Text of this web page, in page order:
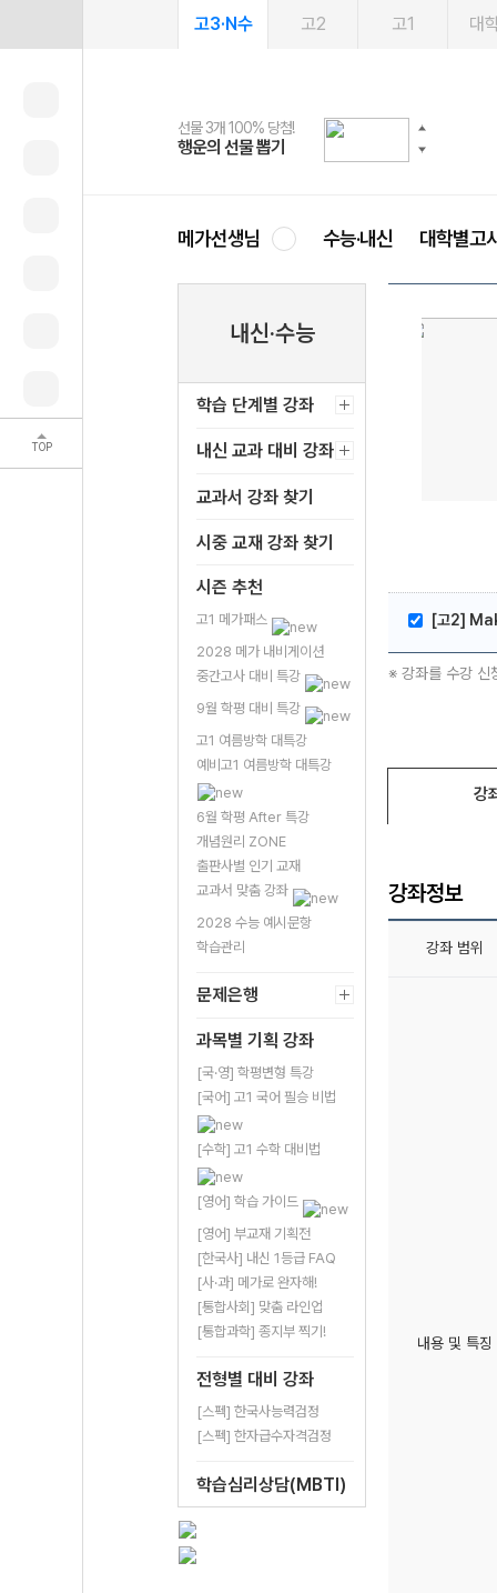
TOP
고3·N수 고2 고1 대
선물 3개 100% 당첨!
행운의 선물 뽑기
선물 100% 증정!
메가스터디 X 올리브
여름방학 스터디 캐시백
메가런 썸머스쿨
2027 러셀 단과
강사 공개선발
스마트러닝앱
설문 EVENT
메가패스
3일 무료 체험권
메가패스 수강생 무료혜택!
메가클럽 멤버십
사회공헌 캠페인
희망이룸 메가나눔
메가선생님 수능·내신 대학별고
내신·수능
학습 단계별 강좌
내신 교과 대비 강좌
교과서 강좌 찾기
시중 교재 강좌 찾기
시즌 추천
고1 메가패스
2028 메가 내비게이션
중간고사 대비 특강
9월 학평 대비 특강
고1 여름방학 대특강
예비고1 여름방학 대특강
6월 학평 After 특강
개념원리 ZONE
출판사별 인기 교재
교과서 맞춤 강좌
2028 수능 예시문항
학습관리
문제은행
과목별 기획 강좌
[국·영] 학평변형 특강
[국어] 고1 국어 필승 비법
[수학] 고1 수학 대비법
[영어] 학습 가이드
[영어] 부교재 기획전
[한국사] 내신 1등급 FAQ
[사·과] 메가로 완자해!
[통합사회] 맞춤 라인업
[통합과학] 종지부 찍기!
전형별 대비 강좌
[스펙] 한국사능력검정
[스펙] 한자급수자격검정
학습심리상담(MBTI)
[고2]
※ 강좌를 수강 신
강
강좌정보
강좌 범위
내용 및 특징